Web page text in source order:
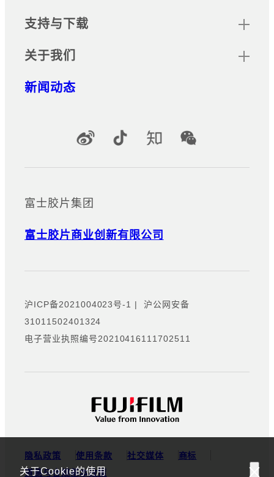
关于Cookie的使用
用时，可由同网其他数码多功能或
验证信息的应用程序。
支持与下载
关于我们
新闻动态
官方社交媒体账号
富士胶片集团
富士胶片商业创新有限公司
沪ICP备2021004023号-1 |沪公网安备
31011502401324
电子营业执照编号20210416111702511
隐私政策 使用条款 社交媒体
商标
道德与合规基本政策